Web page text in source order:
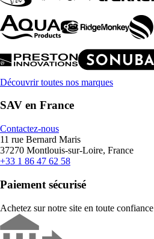
Découvrir toutes nos marques
SAV en France
Contactez-nous
11 rue Bernard Maris
37270 Montlouis-sur-Loire, France
+33 1 86 47 62 58
Paiement sécurisé
Achetez sur notre site en toute confiance